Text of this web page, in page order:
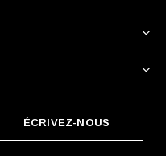
ÉCRIVEZ-NOUS